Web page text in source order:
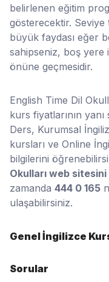
belirlenen eğitim
gösterecektir. Seviye
büyük faydası eğer
sahipseniz, boş
önüne geçmesidir.
English Time Dil
kurs fiyatlarının
Ders, Kurumsal
kursları ve Online
bilgilerini
Okulları web sitesini
zamanda 444 0 165
ulaşabilirsiniz.
Genel İngilizce
Sorular